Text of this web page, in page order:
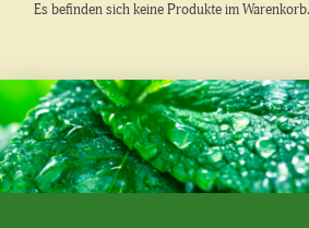
Es befinden sich keine Produkte im Warenkorb.